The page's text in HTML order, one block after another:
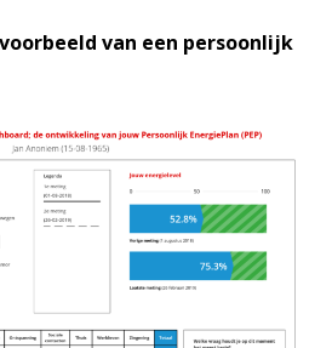
Bewegen
Passie
Thuis
van een persoonlijk